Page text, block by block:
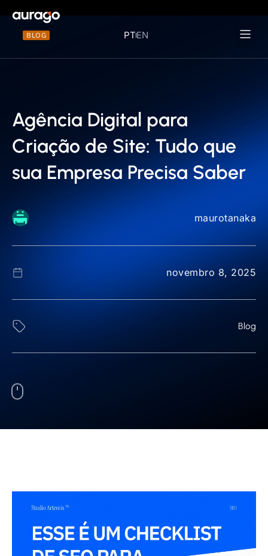
BLOG PTEN
Agência Digital para
Criação de Site: Tudo que
sua Empresa Precisa Saber
maurotanaka
novembro 8, 2025
Blog